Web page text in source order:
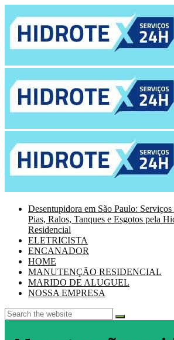
Desentupidora em São Paulo:
Pias, Ralos, Tanques e Esgotos pela
Residencial
ELETRICISTA
ENCANADOR
HOME
MANUTENÇÃO RESIDENCIAL
MARIDO DE ALUGUEL
NOSSA EMPRESA